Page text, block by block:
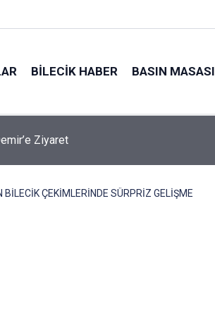
BILECIK HABER BASIN MASASI
Geldi
ÇEKİMLERİNDE SÜRPRİZ GELİŞME